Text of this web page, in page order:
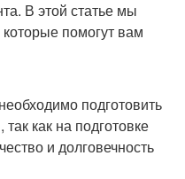
В этой статье мы
помогут вам
подготовить
как на подготовке
и долговечность